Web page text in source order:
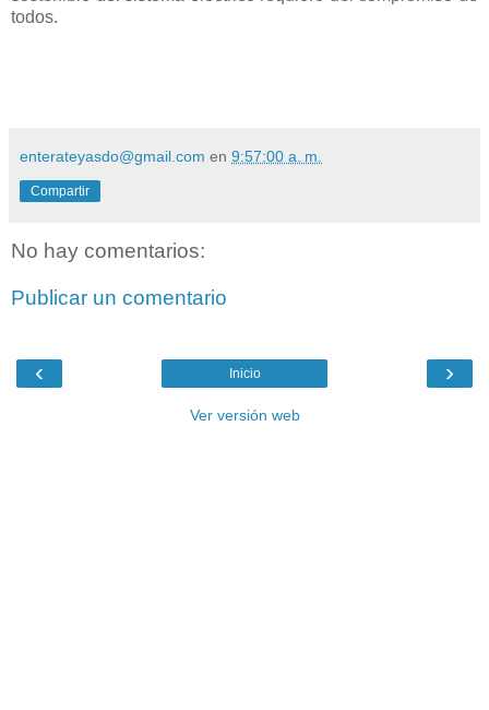
todos.
enterateyasdo@gmail.com en 9:57:00 a. m.
Compartir
No hay comentarios:
Publicar un comentario
‹ ›
Inicio
Ver versión web